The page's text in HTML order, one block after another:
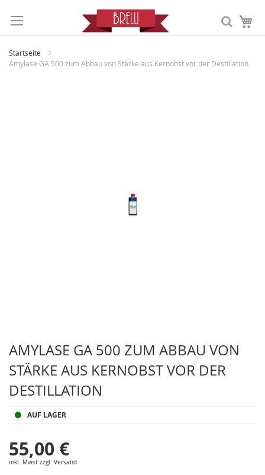
Startseite
Amylase GA 500 zum Abbau von Stärke aus Kernobst vor der Destillation
AMYLASE GA 500 ZUM ABBAU VON
STÄRKE AUS KERNOBST VOR DER
DESTILLATION
AUF LAGER
55,00 €
inkl. Mwst zzgl. Versand
Anfang
der
Bildergalerie